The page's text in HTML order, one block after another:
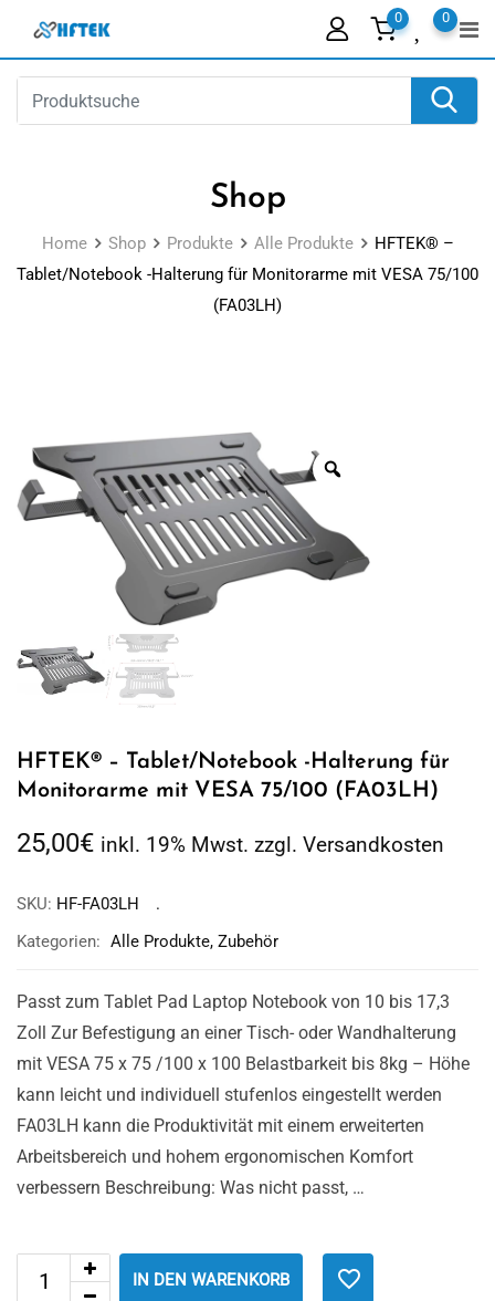
content
0
0
Shop
Home Shop Produkte Alle Produkte
HFTEK® –
Tablet/Notebook -Halterung für Monitorarme mit VESA 75/100
(FA03LH)
HFTEK® – Tablet/Notebook -Halterung für
Monitorarme mit VESA 75/100 (FA03LH)
25,00€ inkl. 19% Mwst. zzgl. Versandkosten
SKU: HF-FA03LH
Kategorien: Alle Produkte, Zubehör
Passt zum Tablet Pad Laptop Notebook von 10 bis 17,3
Zoll Zur Befestigung an einer Tisch- oder Wandhalterung
mit VESA 75 x 75 /100 x 100 Belastbarkeit bis 8kg – Höhe
kann leicht und individuell stufenlos eingestellt werden
FA03LH kann die Produktivität mit einem erweiterten
Arbeitsbereich und hohem ergonomischen Komfort
verbessern Beschreibung: Was nicht passt, …
IN DEN WARENKORB